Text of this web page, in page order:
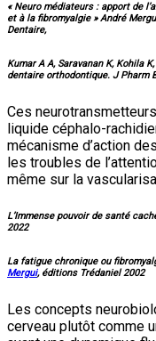
« Neuro médiateurs : apport de
et à la fibromyalgie » André
Dentaire,
Kumar A A, Saravanan K, Kohila
dentaire orthodontique. J Pharm
Ces
liquide céphalo-
mécanisme d’action
les troubles de
même sur la
L’Immense pouvoir de santé
2022
La fatigue chronique ou
Mergui, éditions Trédaniel 2002
Les concepts
cerveau plutôt comme